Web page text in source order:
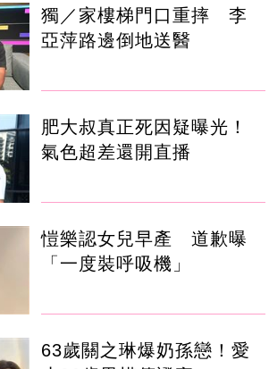
獨／家樓梯門口重摔 李
亞萍路邊倒地送醫
肥大叔真正死因疑曝光！
氣色超差還開直播
愷樂認女兒早產 道歉曝
「一度裝呼吸機」
63歲關之琳爆奶孫戀！愛